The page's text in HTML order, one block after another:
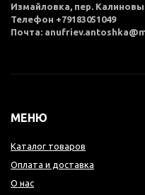
Измайловка, пер.
Телефон +79183051049
Почта:
МЕНЮ
Каталог товаров
Оплата и доставка
О нас